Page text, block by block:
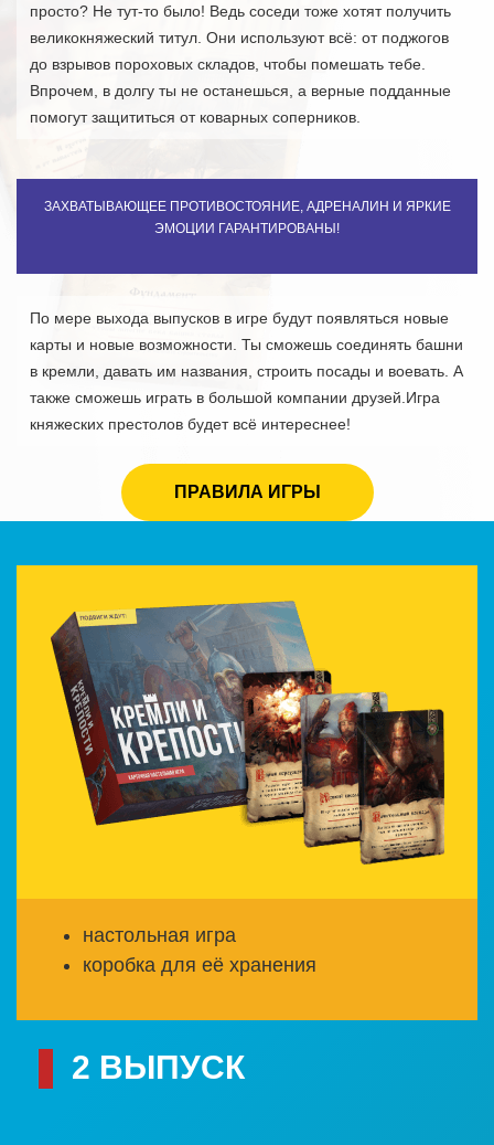
просто? Не тут-то было! Ведь соседи тоже хотят получить
великокняжеский титул. Они используют всё: от поджогов
до взрывов пороховых складов, чтобы помешать тебе.
Впрочем, в долгу ты не останешься, а верные подданные
помогут защититься от коварных соперников.
ЗАХВАТЫВАЮЩЕЕ ПРОТИВОСТОЯНИЕ, АДРЕНАЛИН И ЯРКИЕ
ЭМОЦИИ ГАРАНТИРОВАНЫ!
По мере выхода выпусков в игре будут появляться новые
карты и новые возможности. Ты сможешь соединять башни
в кремли, давать им названия, строить посады и воевать. А
также сможешь играть в большой компании друзей.Игра
княжеских престолов будет всё интереснее!
ПРАВИЛА ИГРЫ
настольная игра
коробка для её хранения
2 ВЫПУСК